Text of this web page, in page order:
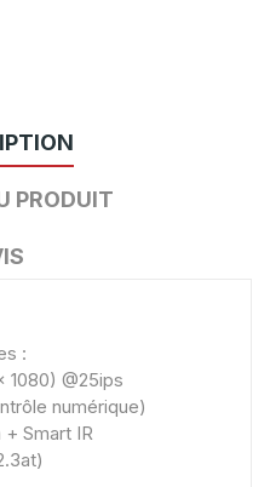
PRODUIT
:
1080) @25ips
numérique)
Smart IR